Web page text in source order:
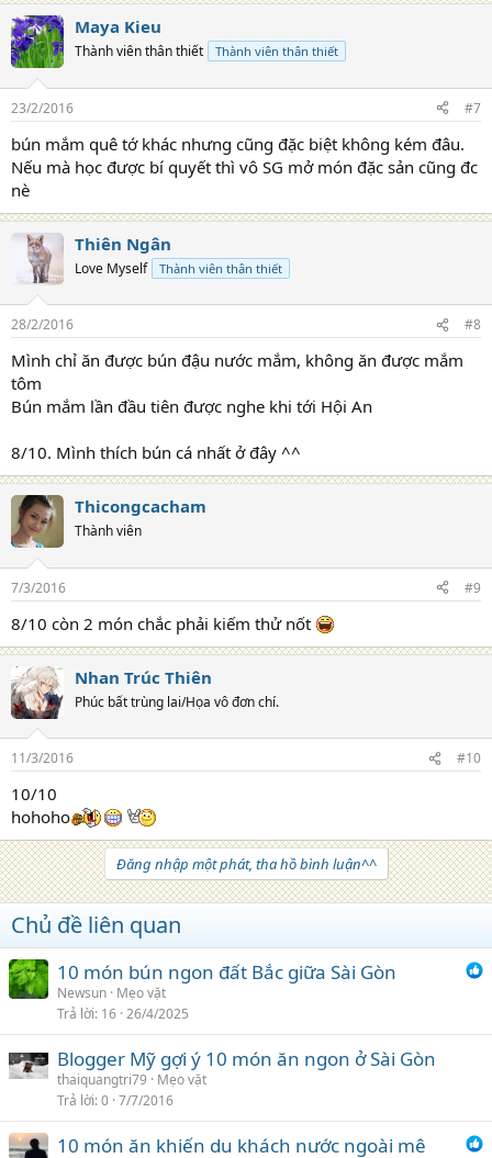
Maya Kieu
Thành viên thân thiết Thành viên thân thiết
23/2/2016 #7
bún mắm quê tớ khác nhưng cũng đặc biệt không kém đâu.
Nếu mà học được bí quyết thì vô SG mở món đặc sản cũng đc
nè
Thiên Ngân
Love Myself Thành viên thân thiết
28/2/2016 #8
Mình chỉ ăn được bún đậu nước mắm, không ăn được mắm
tôm
Bún mắm lần đầu tiên được nghe khi tới Hội An
8/10. Mình thích bún cá nhất ở đây ^^
Thicongcacham
Thành viên
7/3/2016 #9
8/10 còn 2 món chắc phải kiếm thử nốt
Nhan Trúc Thiên
Phúc bất trùng lai/Họa vô đơn chí.
11/3/2016 #10
10/10
hohoho
Đăng nhập một phát, tha hồ bình luận^^
Chủ đề liên quan
10 món bún ngon đất Bắc giữa Sài Gòn
Newsun Mẹo vặt
Trả lời 16 26/4/2025
Blogger Mỹ gợi ý 10 món ăn ngon ở Sài Gòn
thaiquangtri79
Mẹo vặt
Trả lời 0 7/7/2016
10 món ăn khiến du khách nước ngoài mê